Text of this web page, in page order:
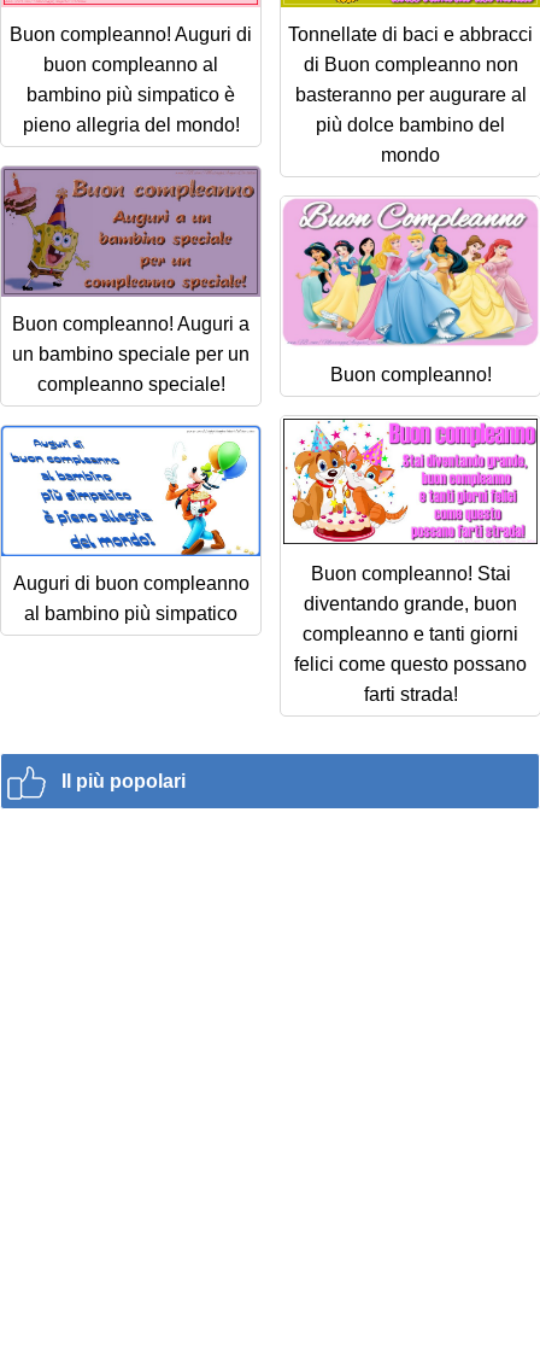
Buon compleanno! Auguri di
buon compleanno al
bambino più simpatico è
pieno allegria del mondo!
Tonnellate di baci e abbracci
di Buon compleanno non
basteranno per augurare al
più dolce bambino del
mondo
Buon compleanno! Auguri a
un bambino speciale per un
compleanno speciale!
Buon compleanno!
Buon compleanno! Stai
diventando grande, buon
compleanno e tanti giorni
felici come questo possano
farti strada!
Auguri di buon compleanno
al bambino più simpatico
Il più popolari